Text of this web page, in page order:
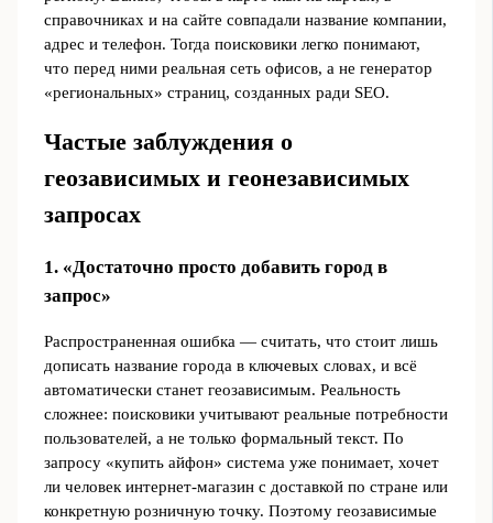
справочниках и на сайте совпадали название компании,
адрес и телефон. Тогда поисковики легко понимают,
что перед ними реальная сеть офисов, а не генератор
«региональных» страниц, созданных ради SEO.
Частые заблуждения о
геозависимых и геонезависимых
запросах
1. «Достаточно просто добавить город в
запрос»
Распространенная ошибка — считать, что стоит лишь
дописать название города в ключевых словах, и всё
автоматически станет геозависимым. Реальность
сложнее: поисковики учитывают реальные потребности
пользователей, а не только формальный текст. По
запросу «купить айфон» система уже понимает, хочет
ли человек интернет‑магазин с доставкой по стране или
конкретную розничную точку. Поэтому геозависимые